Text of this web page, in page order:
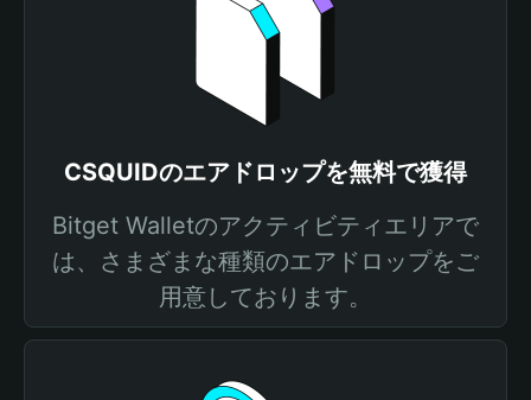
CSQUIDのエアドロップを無料で獲得
Bitget Walletのアクティビティエリアで
は、さまざまな種類のエアドロップをご
用意しております。